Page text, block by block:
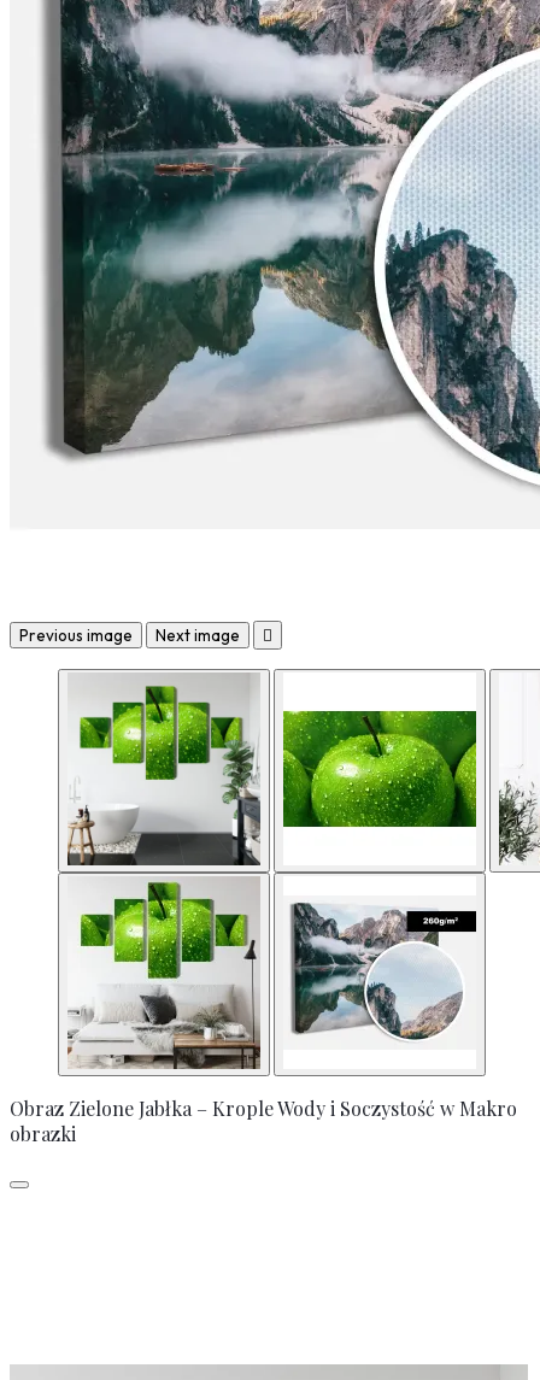
Previous image Next image 
Obraz Zielone Jabłka – Krople Wody i Soczystość w Makro
obrazki